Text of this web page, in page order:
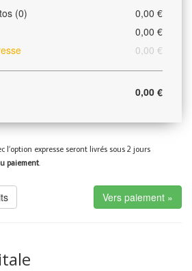
(0)
0,00 €
0,00 €
0,00 €
0,00 €
l’option expresse seront livrés sous 2 jours
paiement